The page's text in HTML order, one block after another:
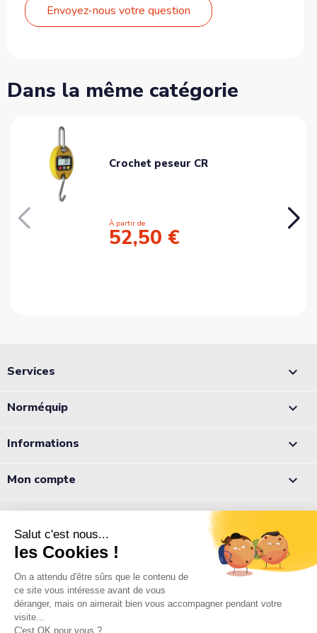
Envoyez-nous votre question
Dans la même catégorie
Crochet peseur CR
À partir de
52,50 €
Services 
Norméquip 
Informations 
Mon compte 
05 56 78 78 10
Notre équipe est à votre écoute du lundi au jeudi de 8h à 12h et
de 13h à 18h et le vendredi de 8h à 12h et de 13h à 17h.
Normequip
9 rue Pierre Paul de Riquet